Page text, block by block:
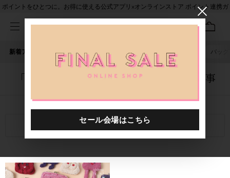
ポイントをひとつに。お得に使える公式アプリ×オンラインストア ポイント連携ガ
新着アイテム 人気ワード セール 40th限定 バッグ
「5094101.2520029.0010」に関する記事
関連キーワード